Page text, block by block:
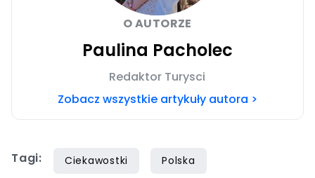
O AUTORZE
Paulina Pacholec
Redaktor Turysci
Zobacz wszystkie artykuły autora >
Tagi: Ciekawostki Polska